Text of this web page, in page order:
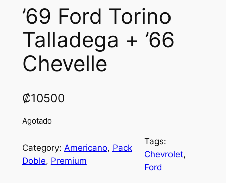
’69 Ford Torino
Talladega + ’66
Chevelle
₡10500
Agotado
Category: Americano, Pack
Doble, Premium
Tags:
Chevrolet
Ford